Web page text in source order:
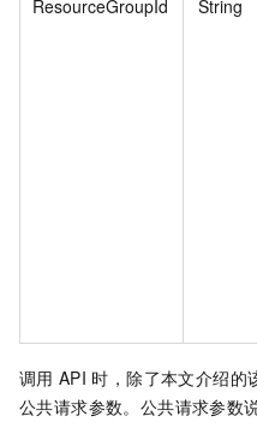
ResourceGroupId String
调用 API 时，除了本文介绍的
公共请求参数。公共请求参数